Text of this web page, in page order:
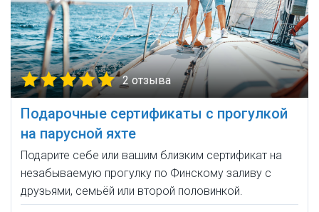
2 отзыва
Подарочные сертификаты с прогулкой
на парусной яхте
Подарите себе или вашим близким сертификат на
незабываемую прогулку по Финскому заливу с
друзьями, семьёй или второй половинкой.